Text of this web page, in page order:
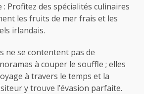
: Profitez des spécialités culinaires
les fruits de mer frais et les
irlandais.
ne se contentent pas de
à couper le souffle ; elles
à travers le temps et la
y trouve l’évasion parfaite.